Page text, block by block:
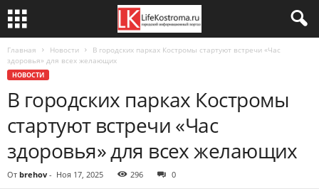
Главная Новости
В городских парках Костромы стартуют встречи «Час
здоровья» для всех желающих
НОВОСТИ
В городских парках Костромы
стартуют встречи «Час
здоровья» для всех желающих
От brehov - Ноя 17, 2025 296 0